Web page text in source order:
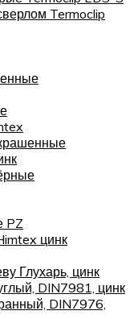
Termoclip
PZ
цинк
Глухарь, цинк
DIN7981, цинк
DIN7976,